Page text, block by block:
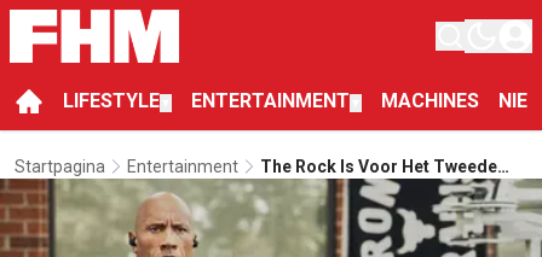
LIFESTYLE ENTERTAINMENT MACHINES
Startpagina Entertainment
The Rock Is Voor Het Tweede
Jaar Best Betaalde Acteur Ter
Wereld